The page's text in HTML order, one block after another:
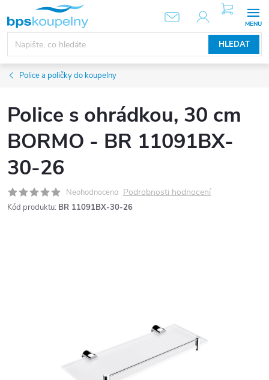
obsah
HLEDAT
NÁKUPNÍ
KOŠÍK
Police a poličky do koupelny
Police s ohrádkou, 30 cm
BORMO - BR 11091BX-
30-26
Neohodnoceno Podrobnosti hodnocení
Kód produktu: BR 11091BX-30-26